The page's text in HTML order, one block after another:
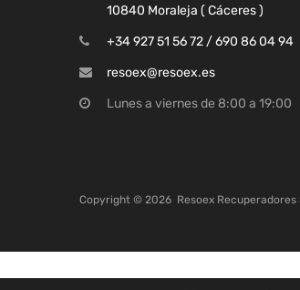
10840 Moraleja ( Cáceres )
+34 927 51 56 72 / 690 86 04 94
resoex@resoex.es
Lunes a viernes de 8:00 a 19:00
Copyright © 2026 Resoex Recuperadores